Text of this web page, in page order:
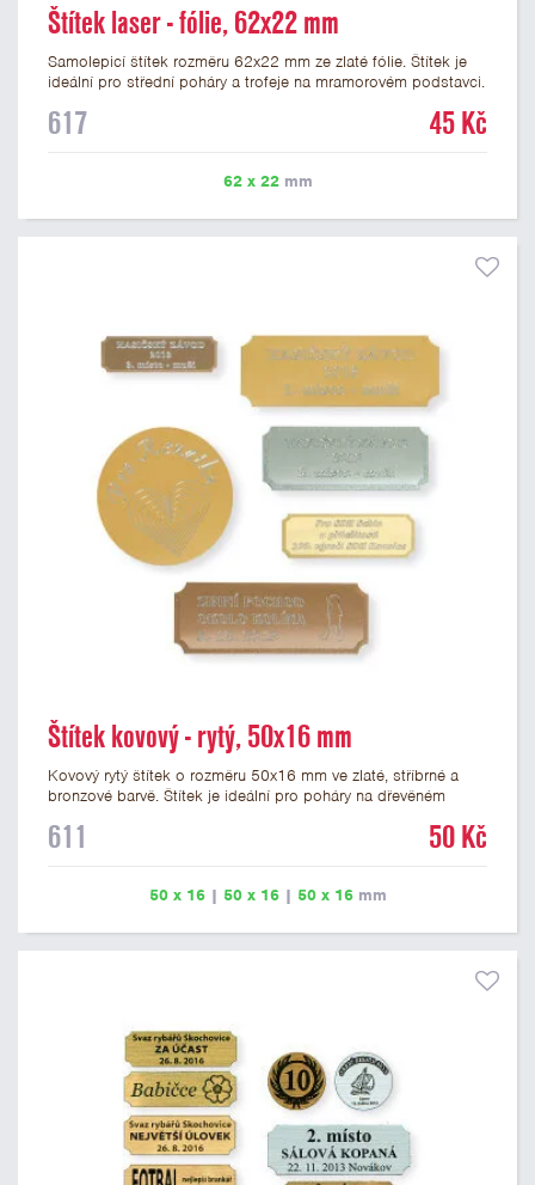
Štítek laser - fólie, 62x22 mm
Samolepicí štítek rozměru 62x22 mm ze zlaté fólie. Štítek je
ideální pro střední poháry a trofeje na mramorovém podstavci.
textu doporučujeme maximálně 3 řádky, aby byla zachována
prvním kroku objednávky.
617 45 Kč
62 x 22mm
Štítek kovový - rytý, 50x16 mm
Kovový rytý štítek o rozměru 50x16 mm ve zlaté, stříbrné a
bronzové barvě. Štítek je ideální pro poháry na dřevěném
nebo text. U textu doporučujeme maximálně 3 řádky, aby byla
možné přiložit v prvním kroku objednávky.
611 50 Kč
50 x 16| 50 x 16| 50 x 16mm